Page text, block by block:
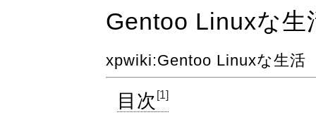
Gentoo Linuxな生
xpwiki:Gentoo Linuxな生活
目次 [1]